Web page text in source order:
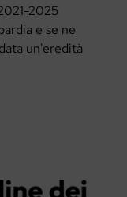
2025
e se ne
un'eredità